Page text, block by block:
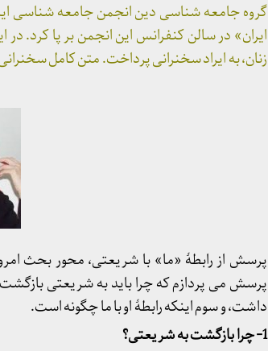
ایران» در سالن کنفرانس این انجمن بر پا کرد.
زنان، به ایراد سخنرانی پرداخت. متن کامل
پرسش از رابطۀ «ما» با شریعتی، محور بحث
پرسش می پردازم که چرا باید به شریعتی
داشت، و سوم اینکه رابطۀ او با ما چگونه است.
‎1- چرا بازگشت به شریعتی؟